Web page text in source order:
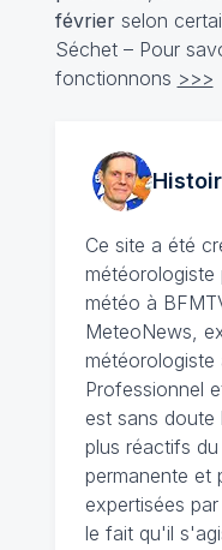
févrierselon
Séchet – Pour
fonctionnons >>>
Ce site a été
météorologiste
météo à
MeteoNews,
météorologiste
Professionnel
est sans doute
plus réactifs
permanente et
expertisées
le fait qu'il